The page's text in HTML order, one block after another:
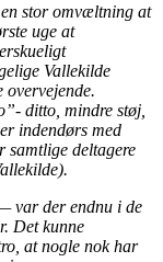
stor omvæltning at
uge at
Vallekilde
overvejende.
ditto, mindre støj,
indendørs med
samtlige deltagere
var der endnu i de
Det kunne
at nogle nok har